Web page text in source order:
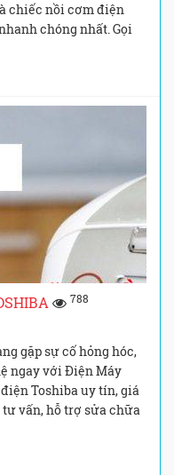
chiếc nồi cơm điện
chóng nhất. Gọi
788
gặp sự cố hỏng hóc,
ngay với Điện Máy
Toshiba uy tín, giá
vấn, hỗ trợ sửa chữa